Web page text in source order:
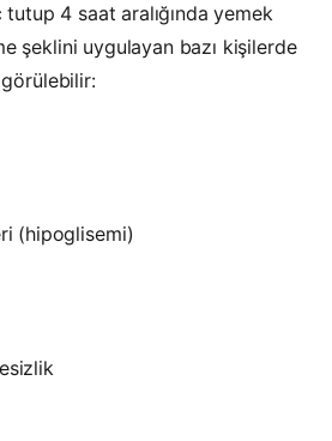
4 saat aralığında yemek
şeklini uygulayan bazı kişilerde
(hipoglisemi)